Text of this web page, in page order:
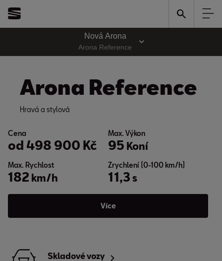
Nová Arona
Arona Reference
Arona Reference
Hravá a stylová
Cena
od 498 900 Kč
Max. Výkon
95 Koní
Max. Rychlost
182 km/h
Zrychlení (0-100 km/h)
11,3 s
Více
Skladové vozy